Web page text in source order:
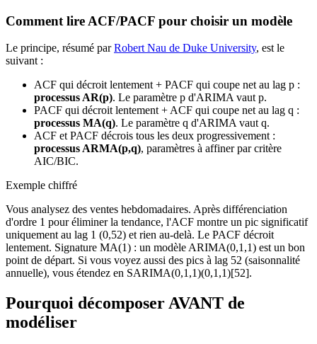
Comment lire ACF/PACF pour choisir un modèle
Le principe, résumé parRobert Nau de Duke University, est le
suivant :
ACF qui décroit lentement + PACF qui coupe net au lag p :
processus AR(p). Le paramètre p d'ARIMA vaut p.
PACF qui décroit lentement + ACF qui coupe net au lag q :
processus MA(q). Le paramètre q d'ARIMA vaut q.
ACF et PACF décrois tous les deux progressivement :
processus ARMA(p,q), paramètres à affiner par critère
AIC/BIC.
Exemple chiffré
Vous analysez des ventes hebdomadaires. Après différenciation
d'ordre 1 pour éliminer la tendance, l'ACF montre un pic significatif
uniquement au lag 1 (0,52) et rien au-delà. Le PACF décroit
lentement. Signature MA(1) : un modèle ARIMA(0,1,1) est un bon
point de départ. Si vous voyez aussi des pics à lag 52 (saisonnalité
annuelle), vous étendez en SARIMA(0,1,1)(0,1,1)[52].
Pourquoi décomposer AVANT de
modéliser